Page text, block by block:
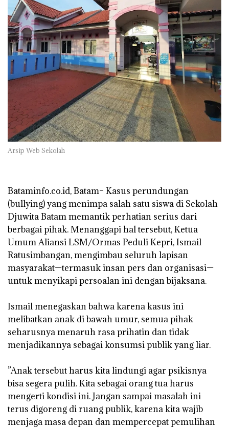
Arsip Web Sekolah
‎Bataminfo.co.id, Batam– Kasus perundungan
(bullying) yang menimpa salah satu siswa di Sekolah
Djuwita Batam memantik perhatian serius dari
berbagai pihak. Menanggapi hal tersebut, Ketua
Umum Aliansi LSM/Ormas Peduli Kepri, Ismail
Ratusimbangan, mengimbau seluruh lapisan
masyarakat—termasuk insan pers dan organisasi—
untuk menyikapi persoalan ini dengan bijaksana.
‎Ismail menegaskan bahwa karena kasus ini
melibatkan anak di bawah umur, semua pihak
seharusnya menaruh rasa prihatin dan tidak
menjadikannya sebagai konsumsi publik yang liar.
‎”Anak tersebut harus kita lindungi agar psikisnya
bisa segera pulih. Kita sebagai orang tua harus
mengerti kondisi ini. Jangan sampai masalah ini
terus digoreng di ruang publik, karena kita wajib
menjaga masa depan dan mempercepat pemulihan